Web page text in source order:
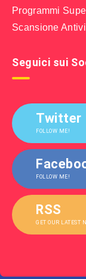
Programmi
Scansione
Seguici sui
Twitter
FOLLOW ME!
FOLLOW ME!
RSS
GET OUR LATEST